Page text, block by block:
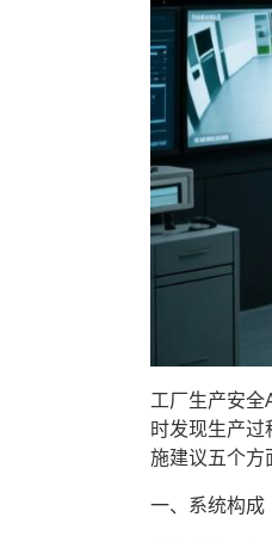
工厂生产安全
时发现生产过
施建议五个方
一、系统构成